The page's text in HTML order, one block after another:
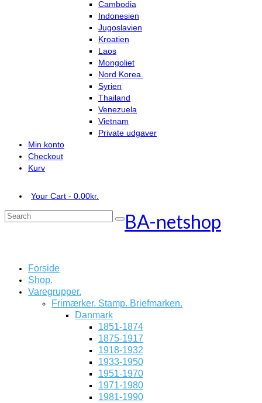
Cambodia
Indonesien
Jugoslavien
Kroatien
Laos
Mongoliet
Nord Korea.
Syrien
Thailand
Venezuela
Vietnam
Private udgaver
Min konto
Checkout
Kurv
Your Cart - 0.00kr.
Search
BA-netshop
Forside
Shop.
Varegrupper.
Frimærker. Stamp. Briefmarken.
Danmark
1851-1874
1875-1917
1918-1932
1933-1950
1951-1970
1971-1980
1981-1990